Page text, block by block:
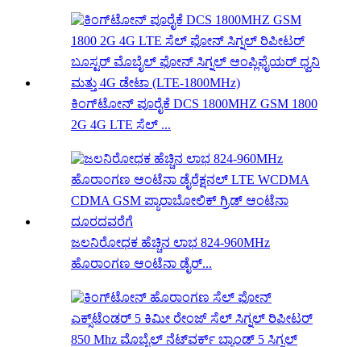
ಕಿಂಗ್‌ಟೋನ್ ಪೂರೈಕೆ DCS 1800MHZ GSM 1800
2G 4G LTE ಸೆಲ್ ...
ಜಲನಿರೋಧಕ ಹೆಚ್ಚಿನ ಲಾಭ 824-960MHz
ಹೊರಾಂಗಣ ಆಂಟೆನಾ ಡೈರ್...